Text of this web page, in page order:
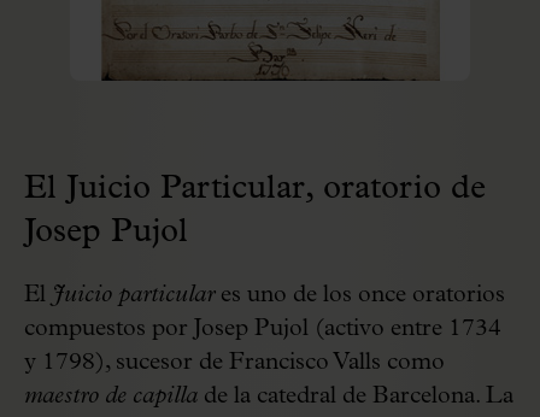
El Juicio Particular, oratorio de
Josep Pujol
El Juicio particulares uno de los once oratorios
compuestos por Josep Pujol (activo entre 1734
y 1798), sucesor de Francisco Valls como
maestro de capilla de la catedral de Barcelona. La